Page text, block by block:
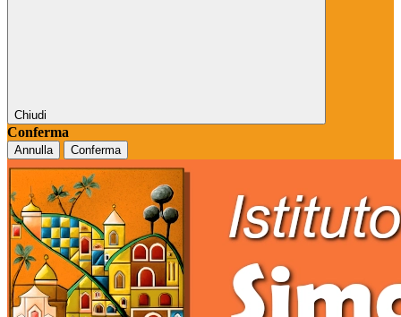
Chiudi
Conferma
Annulla Conferma